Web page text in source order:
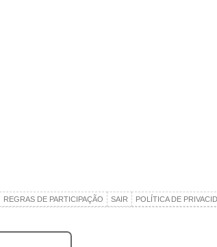
REGRAS DE PARTICIPAÇÃO SAIR POLÍTICA DE